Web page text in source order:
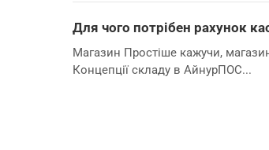
Для чого потрібен рахунок
Магазин Простіше кажучи,
Концепції складу в АйнурПОС...